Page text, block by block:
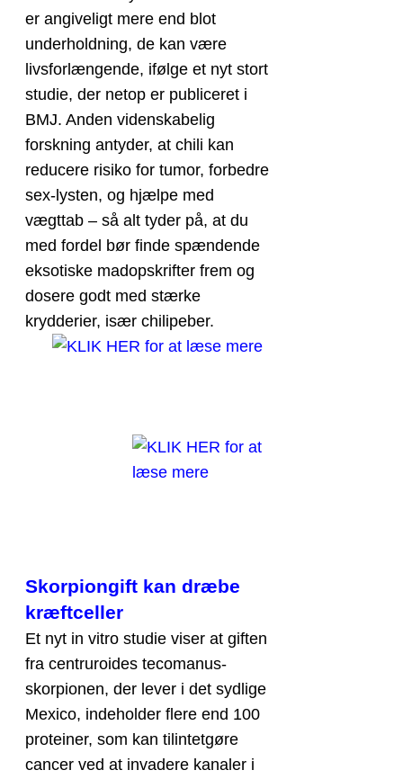
er angiveligt mere end blot
underholdning, de kan være
livsforlængende, ifølge et nyt stort
studie, der netop er publiceret i
BMJ. Anden videnskabelig
forskning antyder, at chili kan
reducere risiko for tumor, forbedre
sex-lysten, og hjælpe med
vægttab – så alt tyder på, at du
med fordel bør finde spændende
eksotiske madopskrifter frem og
dosere godt med stærke
krydderier, især chilipeber.
Skorpiongift kan dræbe
kræftceller
Et nyt in vitro studie viser at giften
fra centruroides tecomanus-
skorpionen, der lever i det sydlige
Mexico, indeholder flere end 100
proteiner, som kan tilintetgøre
cancer ved at invadere kanaler i